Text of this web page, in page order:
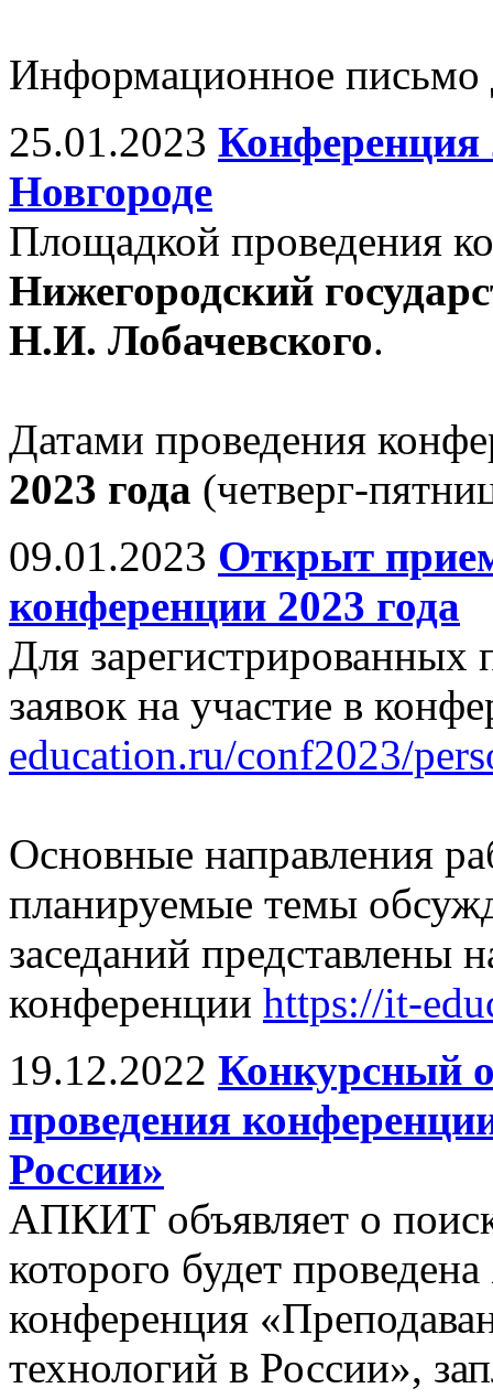
Информационное письмо
25.01.2023 Конференция
Новгороде
Площадкой проведения
Нижегородский
Н.И. Лобачевского.
Датами проведения
2023 года (четверг-
09.01.2023 Открыт
конференции 2023 года
Для зарегистрированных
заявок на участие в
education.ru/conf2023/
Основные направления
планируемые темы
заседаний представлены
конференции https://it-
19.12.2022 Конкурсный
проведения
России»
АПКИТ объявляет о
которого будет
конференция
технологий в России»,